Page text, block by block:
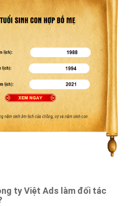
ty Việt Ads làm đối tác